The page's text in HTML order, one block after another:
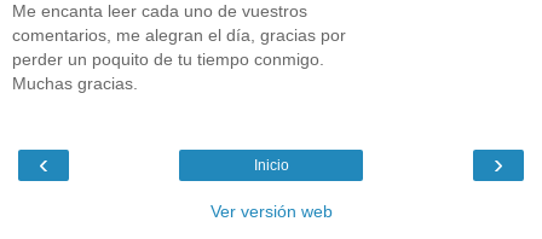
Me encanta leer cada uno de vuestros
comentarios, me alegran el día, gracias por
perder un poquito de tu tiempo conmigo.
Muchas gracias.
‹ ›
Inicio
Ver versión web